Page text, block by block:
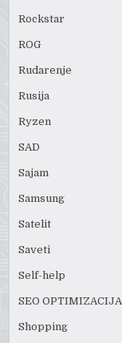
Rockstar
ROG
Rudarenje
Rusija
Ryzen
SAD
Sajam
Samsung
Satelit
Saveti
Self-help
SEO OPTIMIZACIJA
Shopping